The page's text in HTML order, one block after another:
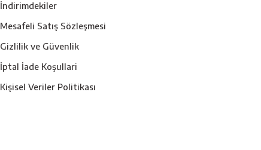
İndirimdekiler
Mesafeli Satış Sözleşmesi
Gizlilik ve Güvenlik
İptal İade Koşullari
Kişisel Veriler Politikası